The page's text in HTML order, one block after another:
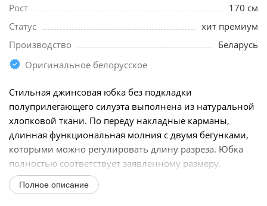
Рост
170 см
Статус
хит премиум
Производство
Беларусь
Оригинальное белорусское
Стильная джинсовая юбка без подкладки
полуприлегающего силуэта выполнена из натуральной
хлопковой ткани. По переду накладные карманы,
длинная функциональная молния с двумя бегунками,
которыми можно регулировать длину разреза. Юбка
полностью соответствует заявленному размеру.
Пожалуйста...
Полное описание